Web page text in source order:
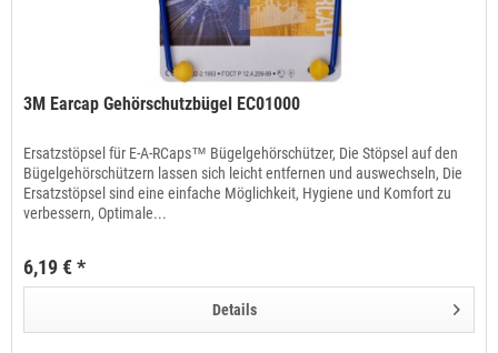
3M Earcap Gehörschutzbügel EC01000
Ersatzstöpsel für E-A-RCaps™ Bügelgehörschützer, Die Stöpsel auf den
Bügelgehörschützern lassen sich leicht entfernen und auswechseln, Die
Ersatzstöpsel sind eine einfache Möglichkeit, Hygiene und Komfort zu
verbessern, Optimale...
6,19 € *
Details